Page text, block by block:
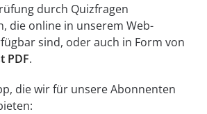
durch Quizfragen
die online in unserem Web-
sind, oder auch in Form von
PDF.
die wir für unsere Abonnenten